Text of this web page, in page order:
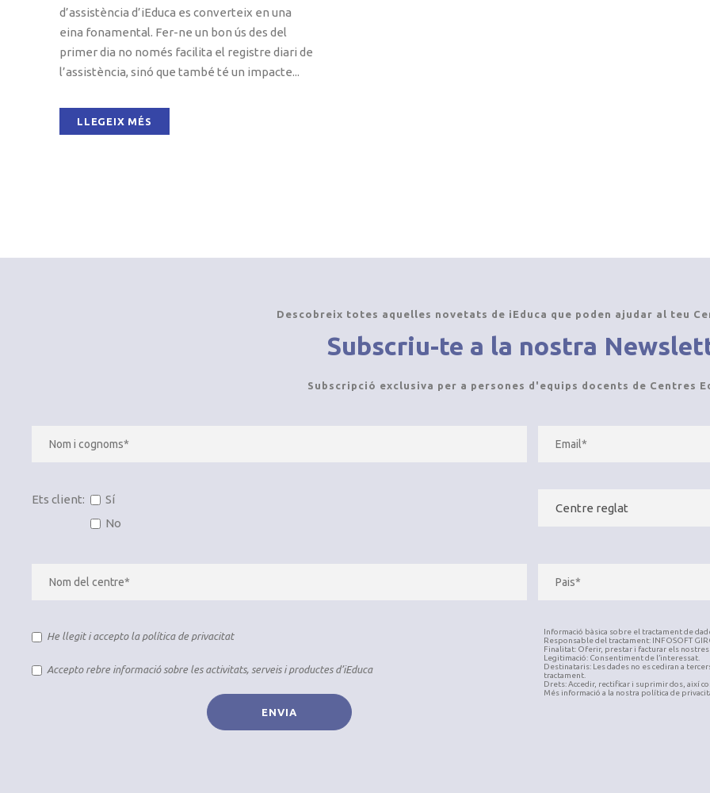
d’assistència d’iEduca es converteix en una
eina fonamental. Fer-ne un bon ús des del
primer dia no només facilita el registre diari de
l’assistència, sinó que també té un impacte...
LLEGEIX MÉS
Descobreix totes aquelles novetats de iEduca que poden ajudar al teu
Subscriu-te a la nostra
Subscripció exclusiva per a persones d'equips docents de Centres
Ets client:
Sí
No
He llegit i accepto la política de privacitat
Accepto rebre informació sobre les activitats, serveis i productes d’iEduca
Informació bàsica sobre el tractament de
Responsable del tractament: INFOSOFT
Finalitat: Oferir, prestar i facturar els
Legitimació: Consentiment de l’interessat.
Destinataris: Les dades no es cediran a
tractament.
Drets: Accedir, rectificar i suprimir dos, així
Més informació a la nostra política de